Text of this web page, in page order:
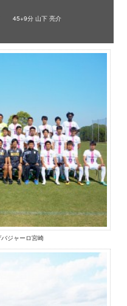
45+9分 山下 亮介
ジャーロ宮崎